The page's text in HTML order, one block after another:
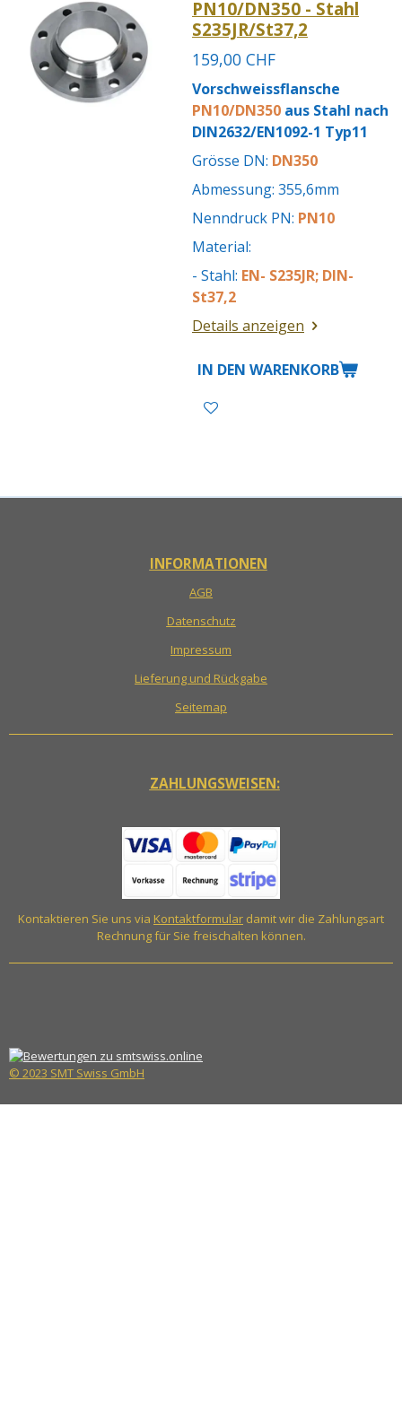
PN10/DN350 - Stahl
S235JR/St37,2
159,00 CHF
Vorschweissflansche
PN10/DN350 aus Stahl nach
DIN2632/EN1092-1 Typ11
Grösse DN: DN350
Abmessung: 355,6mm
Nenndruck PN: PN10
Material:
- Stahl: EN- S235JR; DIN-
St37,2
Details anzeigen
IN DEN WARENKORB
INFORMATIONEN
AGB
Datenschutz
Impressum
Lieferung und Rückgabe
Seitemap
ZAHLUNGSWEISEN:
Kontaktieren Sie uns via Kontaktformular damit wir die Zahlungsart
Rechnung für Sie freischalten können.
© 2023 SMT Swiss GmbH